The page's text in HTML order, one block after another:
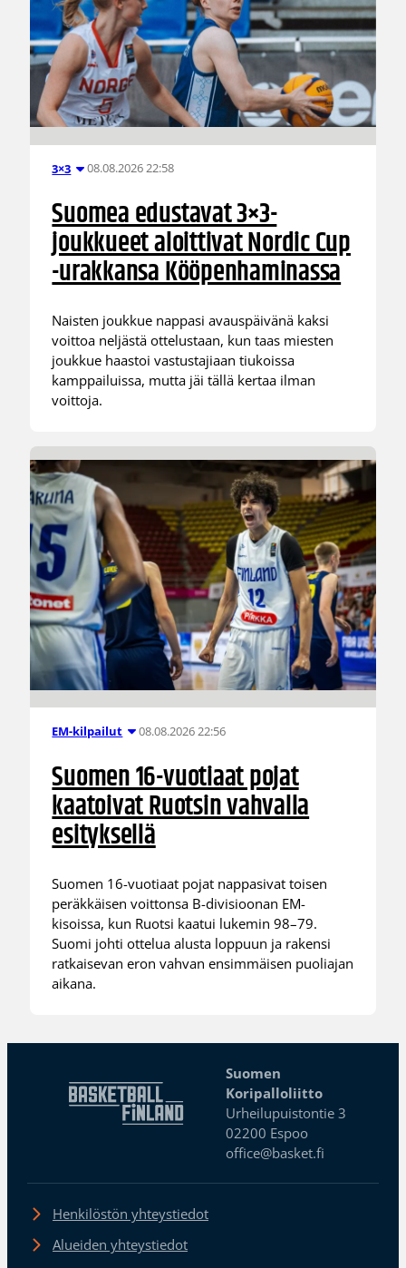
3×3 08.08.2026 22:58
Suomea edustavat 3×3-
joukkueet aloittivat Nordic Cup
-urakkansa Kööpenhaminassa
Naisten joukkue nappasi avauspäivänä kaksi
voittoa neljästä ottelustaan, kun taas miesten
joukkue haastoi vastustajiaan tiukoissa
kamppailuissa, mutta jäi tällä kertaa ilman
voittoja.
EM-kilpailut 08.08.2026 22:56
Suomen 16-vuotiaat pojat
kaatoivat Ruotsin vahvalla
esityksellä
Suomen 16-vuotiaat pojat nappasivat toisen
peräkkäisen voittonsa B-divisioonan EM-
kisoissa, kun Ruotsi kaatui lukemin 98–79.
Suomi johti ottelua alusta loppuun ja rakensi
ratkaisevan eron vahvan ensimmäisen puoliajan
aikana.
Suomen
Koripalloliitto
Urheilupuistontie 3
02200 Espoo
office@basket.fi
Henkilöstön yhteystiedot
Alueiden yhteystiedot